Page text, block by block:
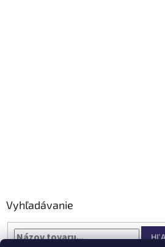
Vyhľadávanie